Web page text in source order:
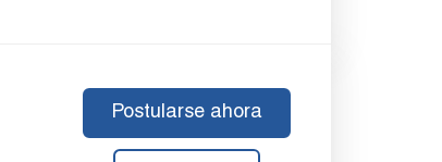
Postularse ahora